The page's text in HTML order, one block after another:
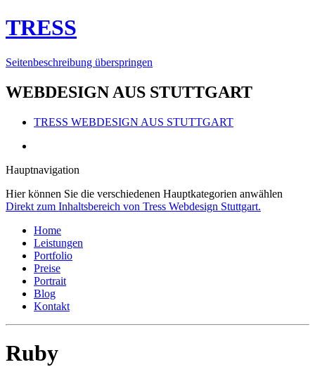
TRESS
Seitenbeschreibung überspringen
WEBDESIGN AUS STUTTGART
TRESS WEBDESIGN AUS STUTTGART
Hauptnavigation
Hier können Sie die verschiedenen Hauptkategorien anwählen
Direkt zum Inhaltsbereich von Tress Webdesign Stuttgart.
Home
Leistungen
Portfolio
Preise
Portrait
Blog
Kontakt
Ruby